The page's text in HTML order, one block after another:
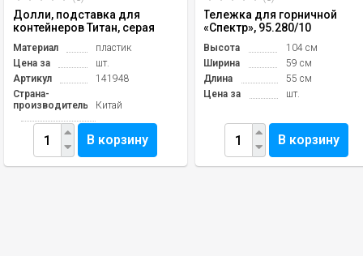
Долли, подставка для
контейнеров Титан, серая
Материал
пластик
Цена за
шт.
Артикул
141948
Страна-
производитель
Китай
В корзину
Тележка для горничной
«Спектр», 95.280/10
Высота
104 см
Ширина
59 см
Длина
55 см
Цена за
шт.
В корзину